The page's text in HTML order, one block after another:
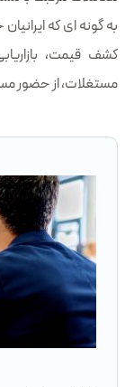
به گونه ای که
کشف قیمت،
مستغلات، از حضور